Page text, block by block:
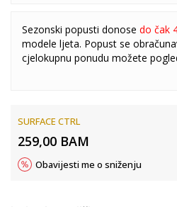
Sezonski popusti donose do čak
modele ljeta. Popust se
cjelokupnu ponudu možete
SURFACE CTRL
259,00 BAM
Obavijesti me o sniženju